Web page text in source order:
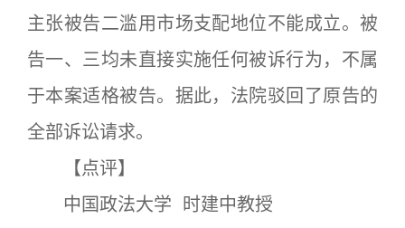
主张被告二滥用市场支配地位不能成立。被
告一、三均未直接实施任何被诉行为，不属
于本案适格被告。据此，法院驳回了原告的
全部诉讼请求。
【点评】
中国政法大学 时建中教授